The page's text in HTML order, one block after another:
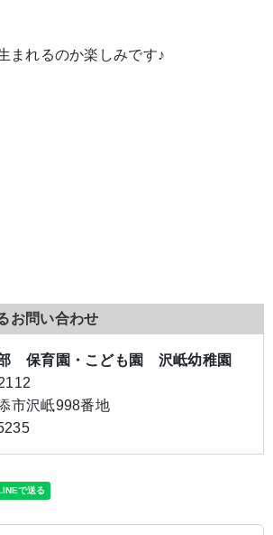
まれるのか楽しみです♪
お問い合わせ
保育園・こども園 沢岻幼稚園
市沢岻998番地